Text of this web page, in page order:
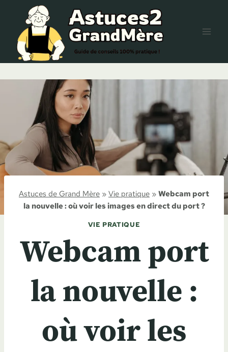
contenu
Astuces de Grand Mère »Vie pratique »Webcam port
la nouvelle : où voir les images en direct du port ?
VIE PRATIQUE
Webcam port
la nouvelle :
où voir les